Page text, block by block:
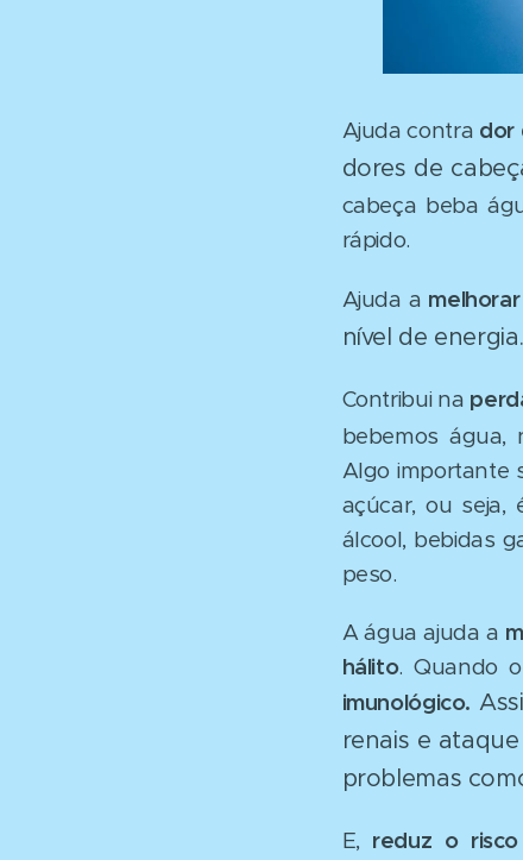
Ajuda contra dor
dores de
cabeça beba
rápido.
Ajuda a
nível de energia.
Contribui na
bebemos água,
Algo importante
açúcar, ou seja,
álcool, bebidas
peso.
A água ajuda a
hálito. Quando
imunológico.
renais e
problemas
E, reduz o